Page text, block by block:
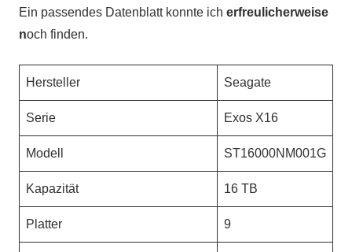
Ein passendes Datenblatt konnte ich erfreulicherweise
noch finden.
Hersteller Seagate
Serie Exos X16
Modell ST16000NM001G
Kapazität 16 TB
Platter 9